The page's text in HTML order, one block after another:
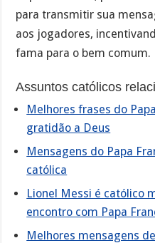
para transmitir sua
aos jogadores,
fama para o bem comum.
Assuntos católicos
Melhores frases do
gratidão a Deus
Mensagens do Papa
católica
Lionel Messi é católico
encontro com Papa
Melhores mensagens